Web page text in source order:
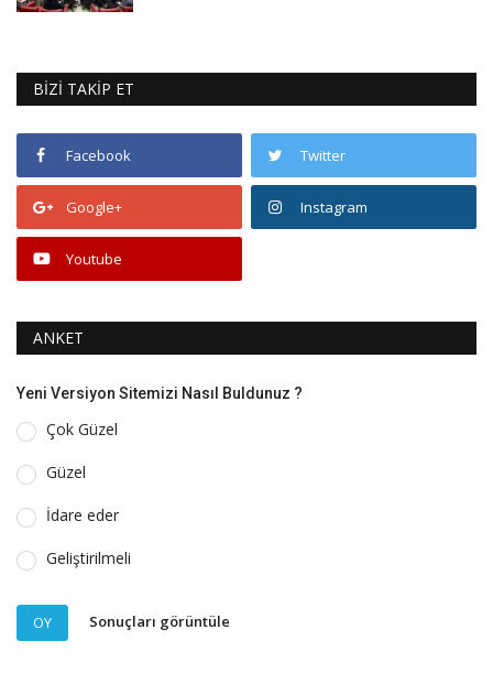
BİZİ TAKİP ET
Facebook Twitter
Google+ Instagram
Youtube
ANKET
Yeni Versiyon Sitemizi Nasıl Buldunuz ?
Çok Güzel
Güzel
İdare eder
Geliştirilmeli
OY Sonuçları görüntüle